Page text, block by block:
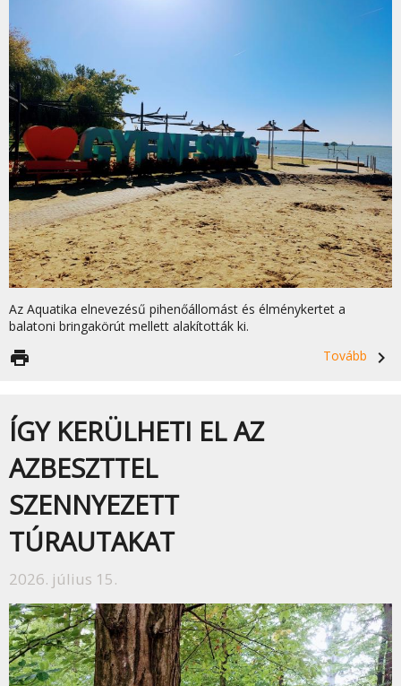
Az Aquatika elnevezésű pihenőállomást és élménykertet a
balatoni bringakörút mellett alakították ki.
Tovább
navigate_next
print
ÍGY KERÜLHETI EL AZ
AZBESZTTEL
SZENNYEZETT
TÚRAUTAKAT
2026. július 15.